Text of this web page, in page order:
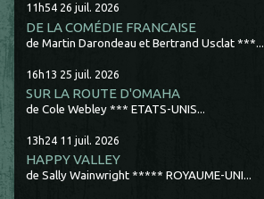
11h54 26 juil. 2026
DE LA COMÉDIE FRANCAISE
de Martin Darondeau et Bertrand Usclat ***...
16h13 25 juil. 2026
SUR LA ROUTE D'OMAHA
de Cole Webley *** ETATS-UNIS...
13h24 11 juil. 2026
HAPPY VALLEY
de Sally Wainwright ***** ROYAUME-UNI...